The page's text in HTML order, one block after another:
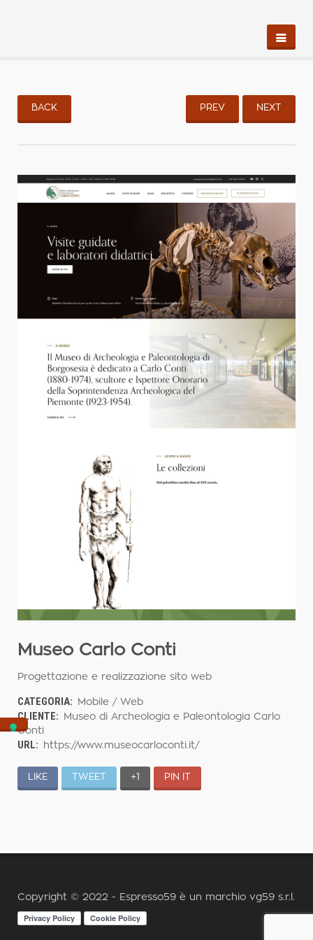
BACK NEXT
PREV
Museo Carlo Conti
Progettazione e realizzazione sito web
CATEGORIA: Mobile / Web
CLIENTE:
Museo di Archeologia e Paleontologia Carlo
Conti
URL: https://www.museocarloconti.it/
LIKE TWEET +1 PIN IT
Copyright © 2022 - Espresso59 è un marchio vg59 s.r.l.